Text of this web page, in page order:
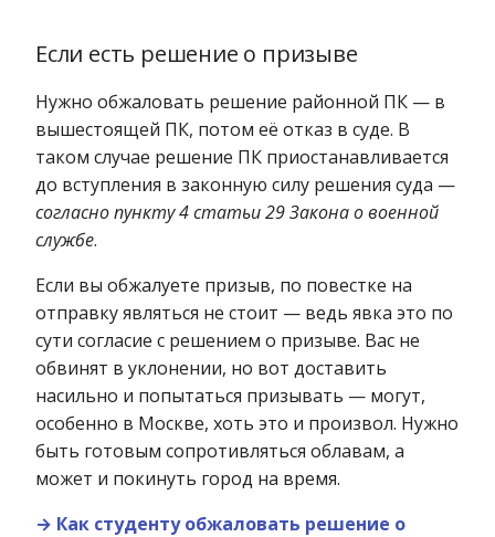
Если есть решение о призыве
Нужно обжаловать решение районной ПК — в
вышестоящей ПК, потом её отказ в суде. В
таком случае решение ПК приостанавливается
до вступления в законную силу решения суда —
согласно пункту 4 статьи 29 Закона о военной
службе.
Если вы обжалуете призыв, по повестке на
отправку являться не стоит — ведь явка это по
сути согласие с решением о призыве. Вас не
обвинят в уклонении, но вот доставить
насильно и попытаться призывать — могут,
особенно в Москве, хоть это и произвол. Нужно
быть готовым сопротивляться облавам, а
может и покинуть город на время.
→ Как студенту обжаловать решение о